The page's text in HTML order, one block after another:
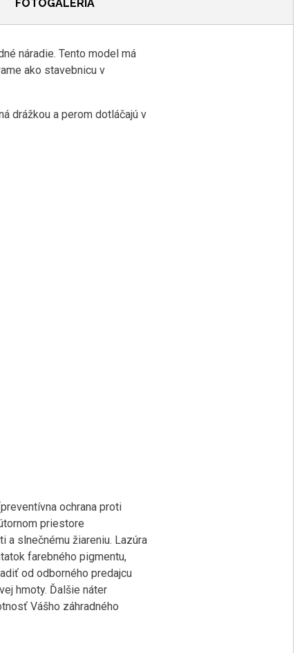
FOTOGALÉRIA
náradie. Tento model má
ako stavebnicu v
drážkou a perom dotláčajú v
ochrana proti
priestore
slnečnému žiareniu. Lazúra
farebného pigmentu,
od odborného predajcu
hmoty. Ďalšie náter
Vášho záhradného